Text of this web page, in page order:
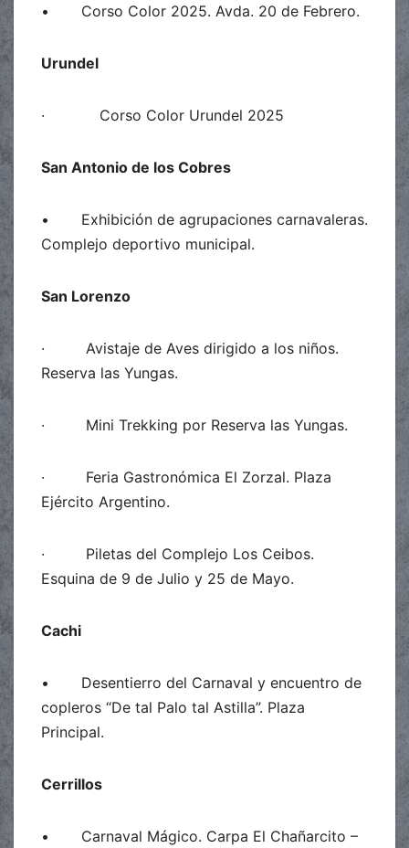
• Corso Color 2025. Avda. 20 de Febrero.
Urundel
· Corso Color Urundel 2025
San Antonio de los Cobres
• Exhibición de agrupaciones carnavaleras.
Complejo deportivo municipal.
San Lorenzo
· Avistaje de Aves dirigido a los niños.
Reserva las Yungas.
· Mini Trekking por Reserva las Yungas.
· Feria Gastronómica El Zorzal. Plaza
Ejército Argentino.
· Piletas del Complejo Los Ceibos.
Esquina de 9 de Julio y 25 de Mayo.
Cachi
• Desentierro del Carnaval y encuentro de
copleros “De tal Palo tal Astilla”. Plaza
Principal.
Cerrillos
• Carnaval Mágico. Carpa El Chañarcito –